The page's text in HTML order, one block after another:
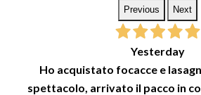
Previous Next
Yesterday
Ho acquistato focacce e
spettacolo, arrivato il pacco in